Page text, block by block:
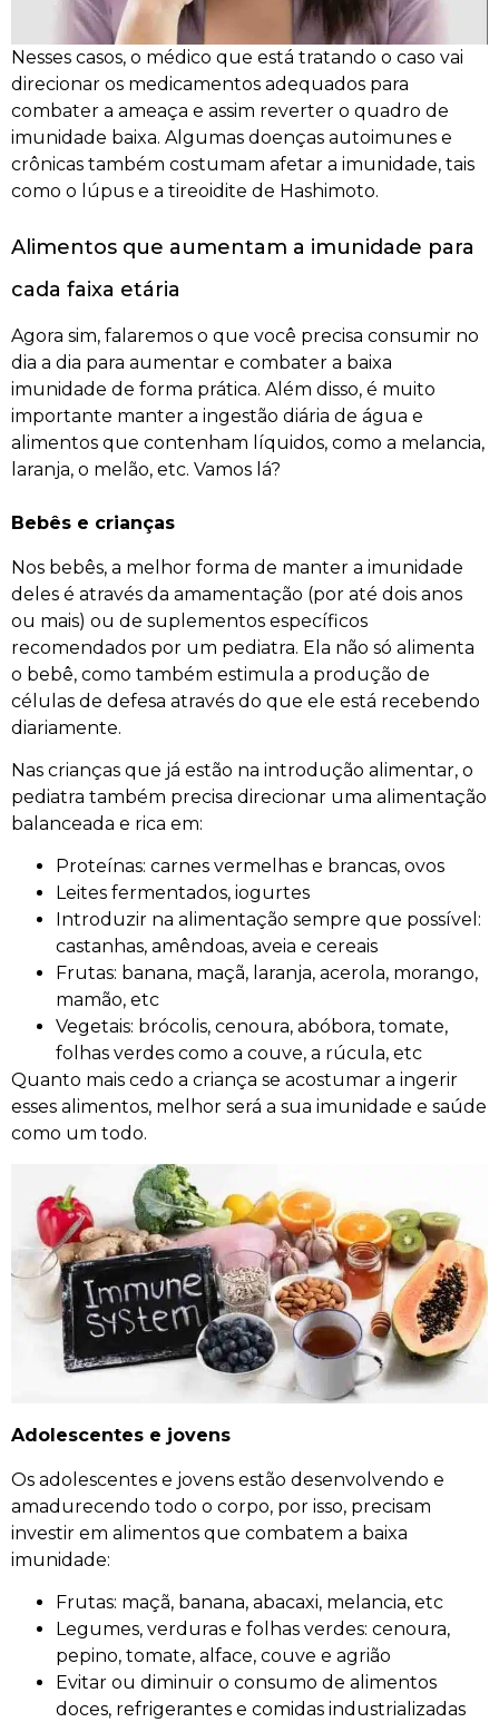
Nesses casos, o médico que está tratando o caso vai
direcionar os medicamentos adequados para
combater a ameaça e assim reverter o quadro de
imunidade baixa. Algumas doenças autoimunes e
crônicas também costumam afetar a imunidade, tais
como o lúpus e a tireoidite de Hashimoto.
Alimentos que aumentam a imunidade para
cada faixa etária
Agora sim, falaremos o que você precisa consumir no
dia a dia para aumentar e combater a baixa
imunidade de forma prática. Além disso, é muito
importante manter a ingestão diária de água e
alimentos que contenham líquidos, como a melancia,
laranja, o melão, etc. Vamos lá?
Bebês e crianças
Nos bebês, a melhor forma de manter a imunidade
deles é através da amamentação (por até dois anos
ou mais) ou de suplementos específicos
recomendados por um pediatra. Ela não só alimenta
o bebê, como também estimula a produção de
células de defesa através do que ele está recebendo
diariamente.
Nas crianças que já estão na introdução alimentar, o
pediatra também precisa direcionar uma alimentação
balanceada e rica em:
Proteínas: carnes vermelhas e brancas, ovos
Leites fermentados, iogurtes
Introduzir na alimentação sempre que possível:
castanhas, amêndoas, aveia e cereais
Frutas: banana, maçã, laranja, acerola, morango,
mamão, etc
Vegetais: brócolis, cenoura, abóbora, tomate,
folhas verdes como a couve, a rúcula, etc
Quanto mais cedo a criança se acostumar a ingerir
esses alimentos, melhor será a sua imunidade e saúde
como um todo.
Adolescentes e jovens
Os adolescentes e jovens estão desenvolvendo e
amadurecendo todo o corpo, por isso, precisam
investir em alimentos que combatem a baixa
imunidade:
Frutas: maçã, banana, abacaxi, melancia, etc
Legumes, verduras e folhas verdes: cenoura,
pepino, tomate, alface, couve e agrião
Evitar ou diminuir o consumo de alimentos
doces, refrigerantes e comidas industrializadas